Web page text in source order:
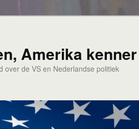
Amerika kenner
over de VS en Nederlandse politiek